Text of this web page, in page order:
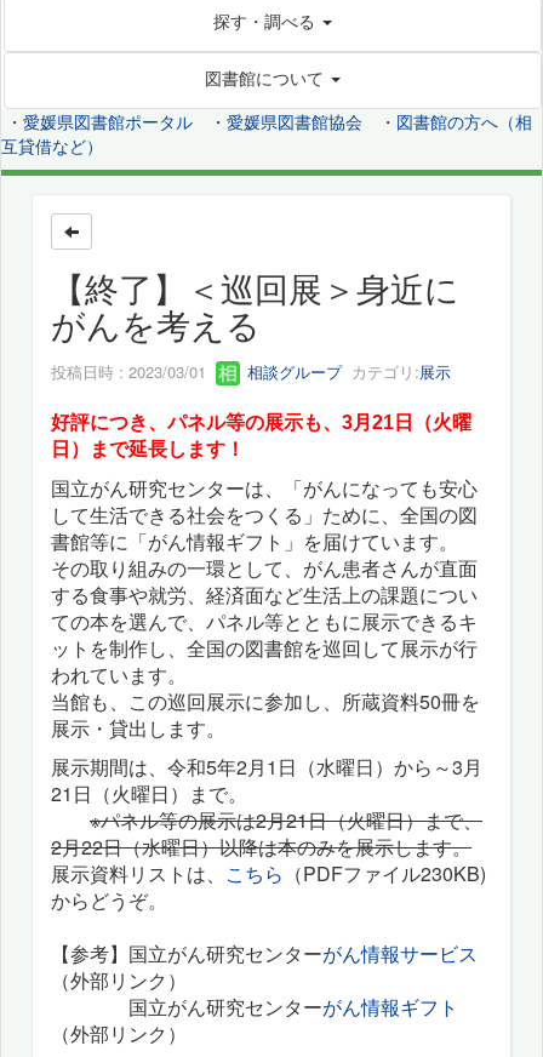
探す・調べる
図書館について
・ 愛媛県図書館ポータル ・ 愛媛県図書館協会 ・ 図書館の方へ（相
互貸借など）
【終了】＜巡回展＞身近に
がんを考える
投稿日時 : 2023/03/01 相談グループカテゴリ:展示
好評につき、パネル等の展示も、3月21日（火曜
日）まで延長します！
国立がん研究センターは、「がんになっても安心
して生活できる社会をつくる」ために、全国の図
書館等に「がん情報ギフト」を届けています。
その取り組みの一環として、がん患者さんが直面
する食事や就労、経済面など生活上の課題につい
ての本を選んで、パネル等とともに展示できるキ
ットを制作し、全国の図書館を巡回して展示が行
われています。
当館も、この巡回展示に参加し、所蔵資料50冊を
展示・貸出します。
展示期間は、令和5年2月1日（水曜日）から～3月
21日（火曜日）まで。
※パネル等の展示は2月21日（火曜日）まで、
2月22日（水曜日）以降は本のみを展示します。
展示資料リストは、 こちら （PDFファイル230KB)
からどうぞ。
【参考】国立がん研究センターがん情報サービス
（外部リンク）
国立がん研究センターがん情報ギフト
（外部リンク）